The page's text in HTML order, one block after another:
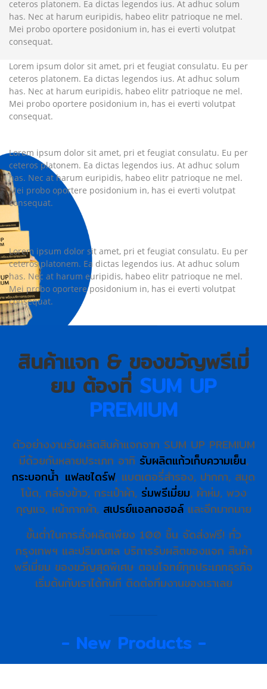
ceteros platonem. Ea dictas legendos ius. At adhuc solum
has. Nec at harum euripidis, habeo elitr patrioque ne mel.
Mei probo oportere posidonium in, has ei everti volutpat
consequat.
Lorem ipsum dolor sit amet, pri et feugiat consulatu. Eu per
ceteros platonem. Ea dictas legendos ius. At adhuc solum
has. Nec at harum euripidis, habeo elitr patrioque ne mel.
Mei probo oportere posidonium in, has ei everti volutpat
consequat.
Lorem ipsum dolor sit amet, pri et feugiat consulatu. Eu per
ceteros platonem. Ea dictas legendos ius. At adhuc solum
has. Nec at harum euripidis, habeo elitr patrioque ne mel.
Mei probo oportere posidonium in, has ei everti volutpat
consequat.
Lorem ipsum dolor sit amet, pri et feugiat consulatu. Eu per
ceteros platonem. Ea dictas legendos ius. At adhuc solum
has. Nec at harum euripidis, habeo elitr patrioque ne mel.
Mei probo oportere posidonium in, has ei everti volutpat
consequat.
สินค้าแจก & ของขวัญพรีเมี่
ยม ต้องที่ SUM UP
PREMIUM
ตัวอย่างงานรับผลิตสินค้าแจกจาก SUM UP PREMIUM
มีด้วยกันหลายประเภท อาทิ รับผลิตแก้วเก็บความเย็น,
กระบอกน้ำ, แฟลชไดร์ฟ, แบตเตอรี่สำรอง, ปากกา, สมุด
โน้ต, กล่องข้าว, กระเป๋าผ้า, ร่มพรีเมี่ยม, ผ้าห่ม, พวง
กุญแจ, หน้ากากผ้า, สเปรย์แอลกอฮอล์และอีกมากมาย
ขั้นต่ำในการสั่งผลิตเพียง 100 ชิ้น จัดส่งฟรี! ทั่ว
กรุงเทพฯ และปริมณฑล บริการรับผลิตของแจก สินค้า
พรีเมี่ยม ของขวัญสุดพิเศษ ตอบโจทย์ทุกประเภทธุรกิจ
เริ่มต้นกับเราได้ทันที ติดต่อทีมงานของเราเลย
- New Products -